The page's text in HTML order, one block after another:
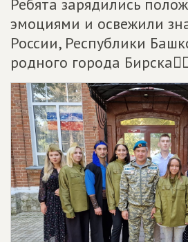
Ребята зарядились
эмоциями и освежили
России, Республики
родного города